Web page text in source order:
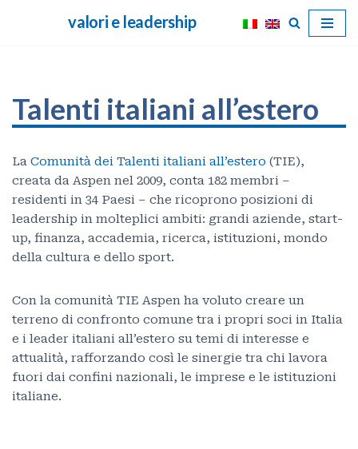
valori e leadership
Talenti italiani all’estero
La Comunità dei Talenti italiani all’estero (TIE),
creata da Aspen nel 2009, conta 182 membri –
residenti in 34 Paesi – che ricoprono posizioni di
leadership in molteplici ambiti: grandi aziende, start-
up, finanza, accademia, ricerca, istituzioni, mondo
della cultura e dello sport.
Con la comunità TIE Aspen ha voluto creare un
terreno di confronto comune tra i propri soci in Italia
e i leader italiani all’estero su temi di interesse e
attualità, rafforzando così le sinergie tra chi lavora
fuori dai confini nazionali, le imprese e le istituzioni
italiane.